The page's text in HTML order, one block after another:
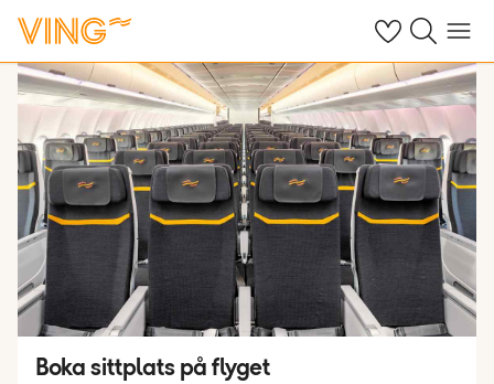
Se dinaSök på ving.se
Meny
Boka sittplats på flyget